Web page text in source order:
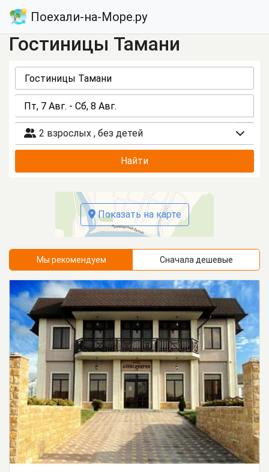
Поехали-на-Море.ру
Гостиницы Тамани
2 взрослых , без детей
Найти
Показать на карте
Мы рекомендуем Сначала дешевые